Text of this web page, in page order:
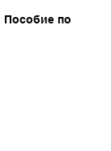
Пособие по